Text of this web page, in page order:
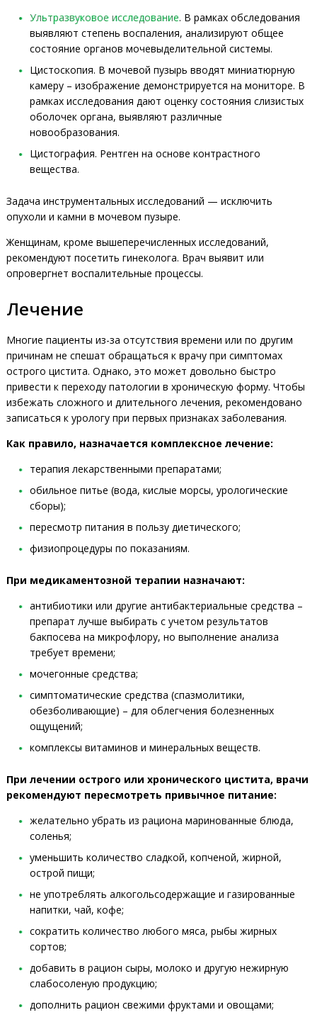
Ультразвуковое исследование. В рамках обследования
выявляют степень воспаления, анализируют общее
состояние органов мочевыделительной системы.
Цистоскопия. В мочевой пузырь вводят миниатюрную
камеру – изображение демонстрируется на мониторе. В
рамках исследования дают оценку состояния слизистых
оболочек органа, выявляют различные
новообразования.
Цистография. Рентген на основе контрастного
вещества.
Задача инструментальных исследований — исключить
опухоли и камни в мочевом пузыре.
Женщинам, кроме вышеперечисленных исследований,
рекомендуют посетить гинеколога. Врач выявит или
опровергнет воспалительные процессы.
Лечение
Многие пациенты из-за отсутствия времени или по другим
причинам не спешат обращаться к врачу при симптомах
острого цистита. Однако, это может довольно быстро
привести к переходу патологии в хроническую форму. Чтобы
избежать сложного и длительного лечения, рекомендовано
записаться к урологу при первых признаках заболевания.
Как правило, назначается комплексное лечение:
терапия лекарственными препаратами;
обильное питье (вода, кислые морсы, урологические
сборы);
пересмотр питания в пользу диетического;
физиопроцедуры по показаниям.
При медикаментозной терапии назначают:
антибиотики или другие антибактериальные средства –
препарат лучше выбирать с учетом результатов
бакпосева на микрофлору, но выполнение анализа
требует времени;
мочегонные средства;
симптоматические средства (спазмолитики,
обезболивающие) – для облегчения болезненных
ощущений;
комплексы витаминов и минеральных веществ.
При лечении острого или хронического цистита, врачи
рекомендуют пересмотреть привычное питание:
желательно убрать из рациона маринованные блюда,
соленья;
уменьшить количество сладкой, копченой, жирной,
острой пищи;
не употреблять алкогольсодержащие и газированные
напитки, чай, кофе;
сократить количество любого мяса, рыбы жирных
сортов;
добавить в рацион сыры, молоко и другую нежирную
слабосоленую продукцию;
дополнить рацион свежими фруктами и овощами;